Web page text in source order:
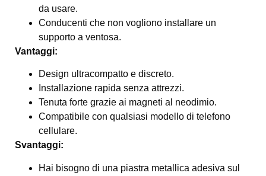
da usare.
Conducenti che non vogliono installare un
supporto a ventosa.
Vantaggi:
Design ultracompatto e discreto.
Installazione rapida senza attrezzi.
Tenuta forte grazie ai magneti al neodimio.
Compatibile con qualsiasi modello di telefono
cellulare.
Svantaggi:
Hai bisogno di una piastra metallica adesiva sul